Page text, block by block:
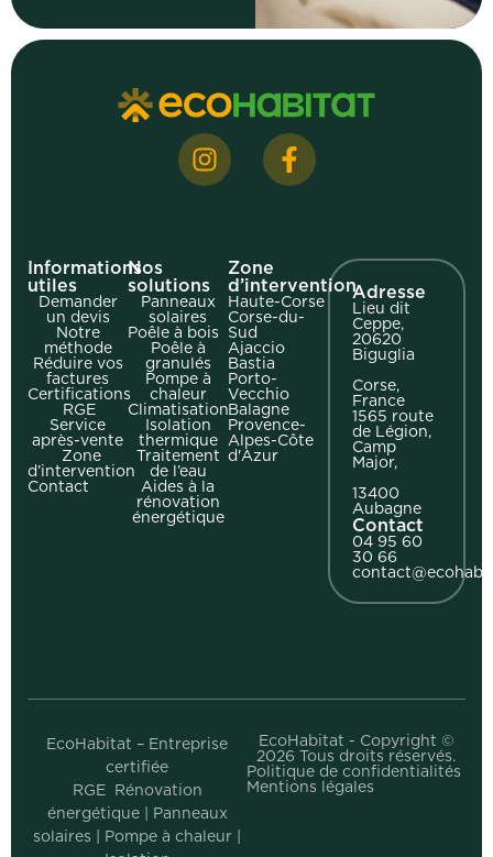
Informations
utiles
Demander
un devis
Notre
méthode
Réduire vos
factures
Certifications
RGE
Service
après-vente
Zone
d’intervention
Contact
Nos
solutions
Panneaux
solaires
Poêle à bois
Poêle à
granulés
Pompe à
chaleur
Climatisation
Isolation
thermique
Traitement
de l’eau
Aides à la
rénovation
énergétique
Zone
d’intervention
Haute-Corse
Corse-du-
Sud
Ajaccio
Bastia
Porto-
Vecchio
Balagne
Provence-
Alpes-Côte
d'Azur
Adresse
Lieu dit
Ceppe,
20620
Biguglia
Corse,
France
1565 route
de Légion,
Camp
Major,
13400
Aubagne
Contact
04 95 60
30 66
EcoHabitat – Entreprise
certifiée
RGE Rénovation
énergétique | Panneaux
solaires | Pompe à chaleur |
EcoHabitat - Copyright ©
2026 Tous droits réservés.
Politique de confidentialités
Mentions légales